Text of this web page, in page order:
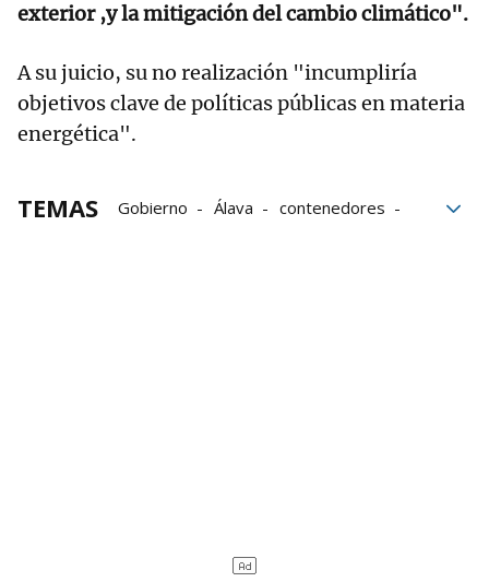
exterior ,y la mitigación del cambio climático".
A su juicio, su no realización "incumpliría
objetivos clave de políticas públicas en materia
energética".
TEMAS Gobierno Álava
contenedores